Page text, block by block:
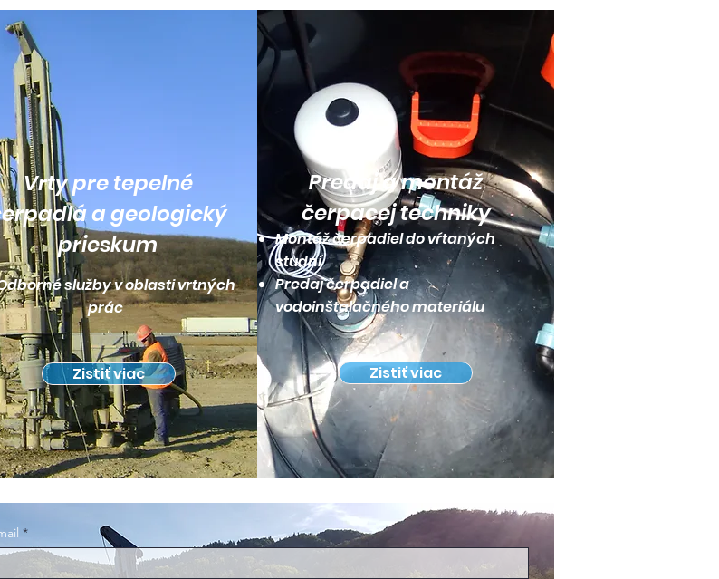
Vrty pre tepelné
a geologický
prieskum
služby v oblasti vrtných
prác
Zistiť viac
Predaj a montáž
čerpacej techniky
Montáž čerpadiel do vŕtaných
studní
Predaj čerpadiel a
vodoinštalačného materiálu
Zistiť viac